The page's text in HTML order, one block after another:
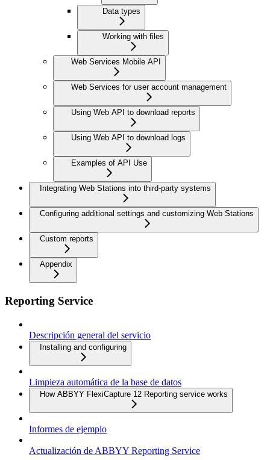
Data types
Working with files
Web Services Mobile API
Web Services for user account management
Using Web API to download reports
Using Web API to download logs
Examples of API Use
Integrating Web Stations into third-party systems
Configuring additional settings and customizing Web Stations
Custom reports
Appendix
Reporting Service
Descripción general del servicio
Installing and configuring
Limpieza automática de la base de datos
How ABBYY FlexiCapture 12 Reporting service works
Informes de ejemplo
Actualización de ABBYY Reporting Service